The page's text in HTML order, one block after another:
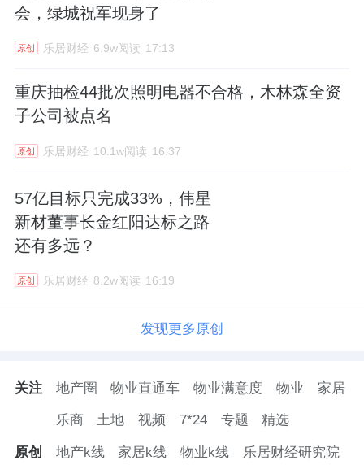
会，绿城祝军现身了
原创 乐居财经 6.9w阅读 17:13
重庆抽检44批次照明电器不合格，木林森全资
子公司被点名
原创 乐居财经 10.1w阅读 16:37
57亿目标只完成33%，伟星
新材董事长金红阳达标之路
还有多远？
原创 乐居财经 8.2w阅读 16:19
发现更多原创
关注 地产圈 物业直通车 物业满意度 物业 家居
乐商 土地 视频 7*24 专题 精选
原创 地产k线 家居k线 物业k线 乐居财经研究院